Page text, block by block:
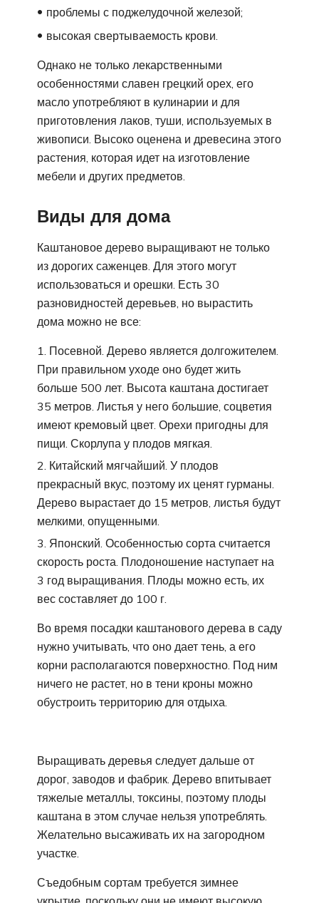
проблемы с поджелудочной железой;
высокая свертываемость крови.
Однако не только лекарственными
особенностями славен грецкий орех, его
масло употребляют в кулинарии и для
приготовления лаков, туши, используемых в
живописи. Высоко оценена и древесина этого
растения, которая идет на изготовление
мебели и других предметов.
Виды для дома
Каштановое дерево выращивают не только
из дорогих саженцев. Для этого могут
использоваться и орешки. Есть 30
разновидностей деревьев, но вырастить
дома можно не все:
Посевной. Дерево является долгожителем.
При правильном уходе оно будет жить
больше 500 лет. Высота каштана достигает
35 метров. Листья у него большие, соцветия
имеют кремовый цвет. Орехи пригодны для
пищи. Скорлупа у плодов мягкая.
Китайский мягчайший. У плодов
прекрасный вкус, поэтому их ценят гурманы.
Дерево вырастает до 15 метров, листья будут
мелкими, опущенными.
Японский. Особенностью сорта считается
скорость роста. Плодоношение наступает на
3 год выращивания. Плоды можно есть, их
вес составляет до 100 г.
Во время посадки каштанового дерева в саду
нужно учитывать, что оно дает тень, а его
корни располагаются поверхностно. Под ним
ничего не растет, но в тени кроны можно
обустроить территорию для отдыха.
Выращивать деревья следует дальше от
дорог, заводов и фабрик. Дерево впитывает
тяжелые металлы, токсины, поэтому плоды
каштана в этом случае нельзя употреблять.
Желательно высаживать их на загородном
участке.
Съедобным сортам требуется зимнее